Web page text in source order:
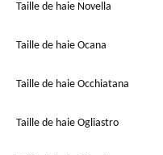
Taille de haie Novella
Taille de haie Ocana
Taille de haie Occhiatana
Taille de haie Ogliastro